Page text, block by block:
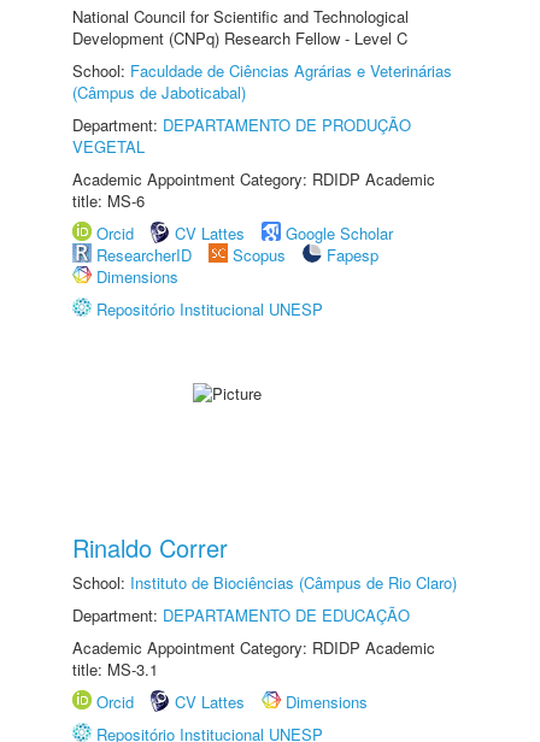
National Council for Scientific and Technological
Development (CNPq) Research Fellow - Level C
School: Faculdade de Ciências Agrárias e Veterinárias
(Câmpus de Jaboticabal)
Department: DEPARTAMENTO DE PRODUÇÃO
VEGETAL
Academic Appointment Category: RDIDP Academic
title: MS-6
Orcid
CV Lattes
Google Scholar
ResearcherID
Scopus
Fapesp
Dimensions
Repositório Institucional UNESP
Rinaldo Correr
School: Instituto de Biociências (Câmpus de Rio Claro)
Department: DEPARTAMENTO DE EDUCAÇÃO
Academic Appointment Category: RDIDP Academic
title: MS-3.1
Orcid
CV Lattes
Dimensions
Repositório Institucional UNESP